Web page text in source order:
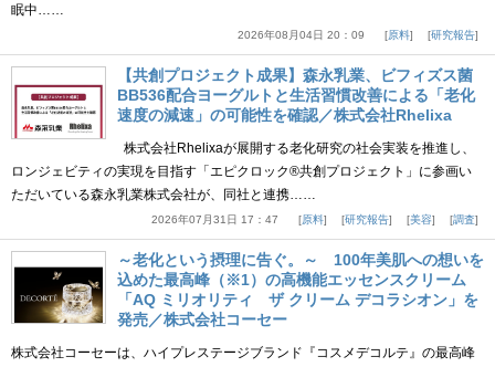
眠中……
2026年08月04日 20：09 原料 研究報告
【共創プロジェクト成果】森永乳業、ビフィズス菌
BB536配合ヨーグルトと生活習慣改善による「老化
速度の減速」の可能性を確認／株式会社Rhelixa
株式会社Rhelixaが展開する老化研究の社会実装を推進し、
ロンジェビティの実現を目指す「エピクロック®共創プロジェクト」に参画い
ただいている森永乳業株式会社が、同社と連携……
2026年07月31日 17：47 原料 研究報告 美容 調査
～老化という摂理に告ぐ。～ 100年美肌への想いを
込めた最高峰（※1）の高機能エッセンスクリーム
「AQ ミリオリティ ザ クリーム デコラシオン」を
発売／株式会社コーセー
株式会社コーセーは、ハイプレステージブランド『コスメデコルテ』の最高峰